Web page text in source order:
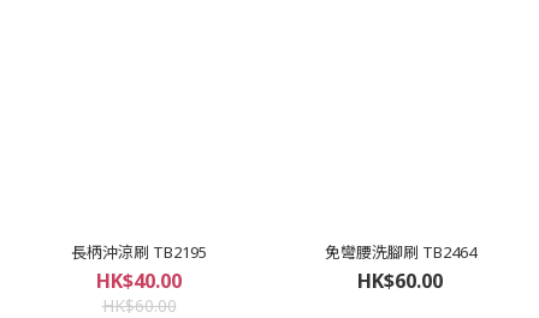
長柄沖涼刷 TB2195
HK$40.00
HK$60.00
免彎腰洗腳刷 TB2464
HK$60.00